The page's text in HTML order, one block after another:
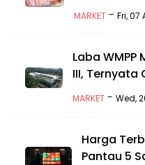
MARKET -Fri,
Laba WMPP
III, Ternyata
MARKET -Wed,
Harga
Pantau 5